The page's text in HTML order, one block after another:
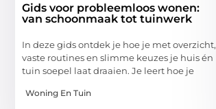
Gids voor probleemloos wonen:
van schoonmaak tot tuinwerk
In deze gids ontdek je hoe je met overzicht,
vaste routines en slimme keuzes je huis én
tuin soepel laat draaien. Je leert hoe je
Woning En Tuin